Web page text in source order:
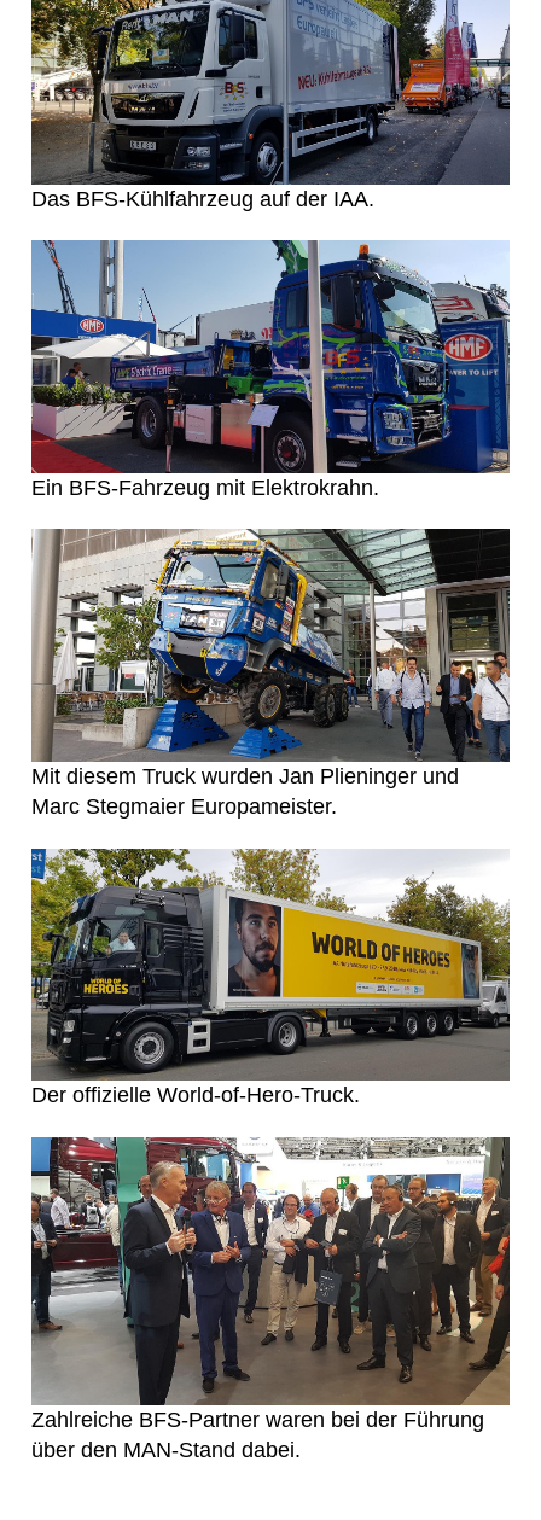
Das BFS-Kühlfahrzeug auf der IAA.
Ein BFS-Fahrzeug mit Elektrokrahn.
Mit diesem Truck wurden Jan Plieninger und
Marc Stegmaier Europameister.
Der offizielle World-of-Hero-Truck.
Zahlreiche BFS-Partner waren bei der Führung
über den MAN-Stand dabei.